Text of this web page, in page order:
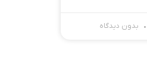
بدون دیدگاه